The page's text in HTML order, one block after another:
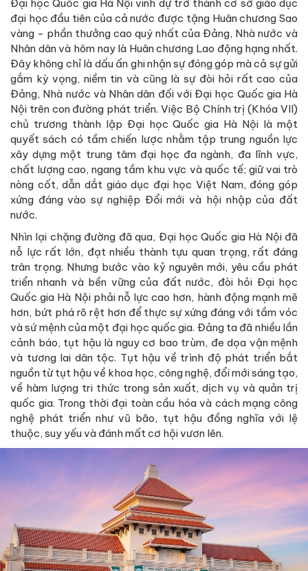
Đại học Quốc gia Hà Nội vinh dự trở thành cơ sở giáo dục
đại học đầu tiên của cả nước được tặng Huân chương Sao
vàng - phần thưởng cao quý nhất của Đảng, Nhà nước và
Nhân dân và hôm nay là Huân chương Lao động hạng nhất.
Đây không chỉ là dấu ấn ghi nhận sự đóng góp mà cả sự gửi
gắm kỳ vọng, niềm tin và cũng là sự đòi hỏi rất cao của
Đảng, Nhà nước và Nhân dân đối với Đại học Quốc gia Hà
Nội trên con đường phát triển. Việc Bộ Chính trị (Khóa VII)
chủ trương thành lập Đại học Quốc gia Hà Nội là một
quyết sách có tầm chiến lược nhằm tập trung nguồn lực
xây dựng một trung tâm đại học đa ngành, đa lĩnh vực,
chất lượng cao, ngang tầm khu vực và quốc tế; giữ vai trò
nòng cốt, dẫn dắt giáo dục đại học Việt Nam, đóng góp
xứng đáng vào sự nghiệp Đổi mới và hội nhập của đất
nước.
Nhìn lại chặng đường đã qua, Đại học Quốc gia Hà Nội đã
nỗ lực rất lớn, đạt nhiều thành tựu quan trọng, rất đáng
trân trọng. Nhưng bước vào kỷ nguyên mới, yêu cầu phát
triển nhanh và bền vững của đất nước, đòi hỏi Đại học
Quốc gia Hà Nội phải nỗ lực cao hơn, hành động mạnh mẽ
hơn, bứt phá rõ rệt hơn để thực sự xứng đáng với tầm vóc
và sứ mệnh của một đại học quốc gia. Đảng ta đã nhiều lần
cảnh báo, tụt hậu là nguy cơ bao trùm, đe dọa vận mệnh
và tương lai dân tộc. Tụt hậu về trình độ phát triển bắt
nguồn từ tụt hậu về khoa học, công nghệ, đổi mới sáng tạo,
về hàm lượng tri thức trong sản xuất, dịch vụ và quản trị
quốc gia. Trong thời đại toàn cầu hóa và cách mạng công
nghệ phát triển như vũ bão, tụt hậu đồng nghĩa với lệ
thuộc, suy yếu và đánh mất cơ hội vươn lên.